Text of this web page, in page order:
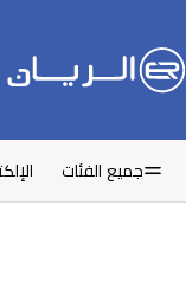
جميع الفئات